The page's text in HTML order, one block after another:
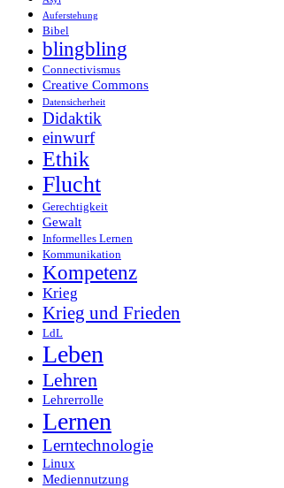
Auferstehung
Bibel
blingbling
Connectivismus
Creative Commons
Datensicherheit
Didaktik
einwurf
Ethik
Flucht
Gerechtigkeit
Gewalt
Informelles Lernen
Kommunikation
Kompetenz
Krieg
Krieg und Frieden
LdL
Leben
Lehren
Lehrerrolle
Lernen
Lerntechnologie
Linux
Mediennutzung